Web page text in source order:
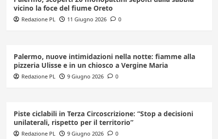
vicino la foce del fiume Oreto
Redazione PL 11 Giugno 2026 0
Palermo, nuove intimidazioni nella notte: fiamme alla
pizzeria Ulisse e in un chiosco a Vergine Maria
Redazione PL 9 Giugno 2026 0
Piste ciclabili in Terza Circoscrizione: “Stop a decisioni
unilaterali, rispetto per il territorio”
Redazione PL 9 Giugno 2026 0